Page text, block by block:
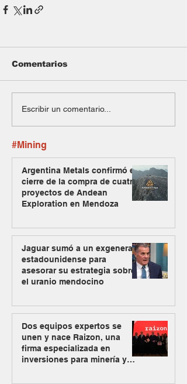
Comentarios
Escribir un comentario...
#Mining
Argentina Metals confirmó el
cierre de la compra de cuatro
proyectos de Andean
Exploration en Mendoza
Jaguar sumó a un exgeneral
estadounidense para
asesorar su estrategia sobre
el uranio mendocino
Dos equipos expertos se
unen y nace Raizon, una
firma especializada en
inversiones para minería y